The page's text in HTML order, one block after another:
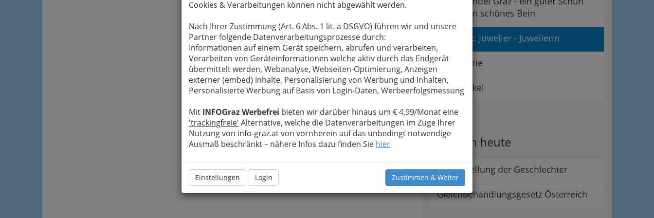
Cookies & Verarbeitungen können nicht abgewählt werden.
Nach Ihrer Zustimmung (Art. 6 Abs. 1 lit. a DSGVO) führen wir und unsere
Partner folgende Datenverarbeitungsprozesse durch:
Informationen auf einem Gerät speichern, abrufen und verarbeiten,
Verarbeiten von Geräteinformationen welche aktiv durch das Endgerät
übermittelt werden, Webanalyse, Webseiten-Optimierung, Anzeigen
externer (embed) Inhalte, Personalisierung von Werbung und Inhalten,
Personalisierte Werbung auf Basis von Login-Daten, Werbeerfolgsmessung
Mit INFOGraz Werbefrei bieten wir darüber hinaus um € 4,99/Monat eine
'trackingfreie' Alternative, welche die Datenverarbeitungen im Zuge Ihrer
Nutzung von info-graz.at von vornherein auf das unbedingt notwendige
Ausmaß beschränkt – nähere Infos dazu finden Sie hier
Einstellungen Login Zustimmen & Weiter
macht ein schönes Bein
Schmuck: Juwelier - Juwelierin
Parfumerie
Sportartikel
Tipps
Frau von heute
Gleichstellung der Geschlechter
Gleichbehandlungsgesetz Österreich